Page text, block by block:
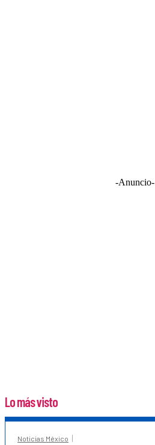
-Anuncio-
Lo más visto
Noticias México